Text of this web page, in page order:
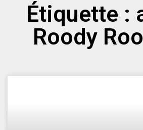
Étiquette :
Roody